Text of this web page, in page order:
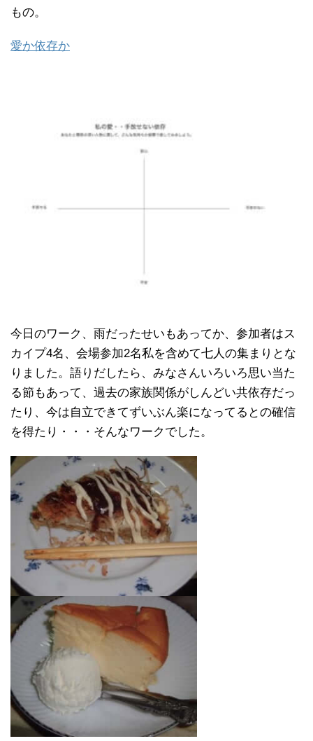
もの。
愛か依存か
今日のワーク、雨だったせいもあってか、参加者はス
カイプ4名、会場参加2名私を含めて七人の集まりとな
りました。語りだしたら、みなさんいろいろ思い当た
る節もあって、過去の家族関係がしんどい共依存だっ
たり、今は自立できてずいぶん楽になってるとの確信
を得たり・・・そんなワークでした。